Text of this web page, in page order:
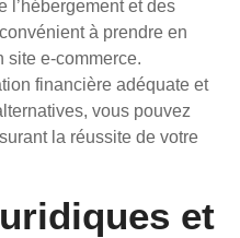
l’hébergement et des
à prendre en
site e-commerce.
financière adéquate et
vous pouvez
la réussite de votre
et